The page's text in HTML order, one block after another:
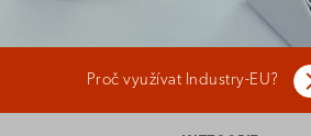
Proč využívat Industry-EU?